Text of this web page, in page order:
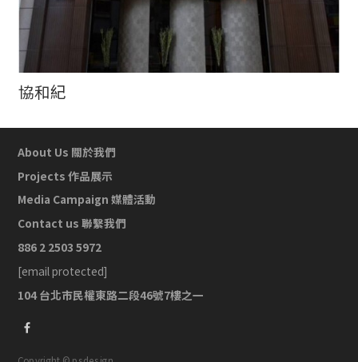
協和紀
About Us 關於我們
Projects 作品展示
Media Campaign 媒體活動
Contact us 聯繫我們
886 2 2503 5972
[email protected]
104 台北市民權東路二段46號7樓之一